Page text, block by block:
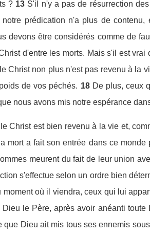
? 13 S'il n'y a pas de résurrection
notre prédication n'a plus de contenu,
devons être considérés comme de
d'entre les morts. Mais s'il est
Christ non plus n'est pas revenu à la
de vos péchés. 18 De plus, ceux
nous avons mis notre espérance
Christ est bien revenu à la vie et,
mort a fait son entrée dans ce
meurent du fait de leur union
s'effectue selon un ordre bien
moment où il viendra, ceux qui lui
le Père, après avoir anéanti
que Dieu ait mis tous ses ennemis